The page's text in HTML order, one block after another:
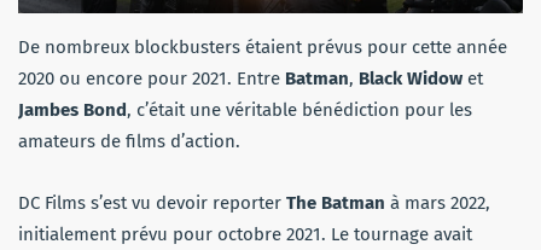
De nombreux blockbusters étaient prévus pour cette année
2020 ou encore pour 2021. Entre Batman, Black Widow et
Jambes Bond, c’était une véritable bénédiction pour les
amateurs de films d’action.
DC Films s’est vu devoir reporter The Batman à mars 2022,
initialement prévu pour octobre 2021. Le tournage avait